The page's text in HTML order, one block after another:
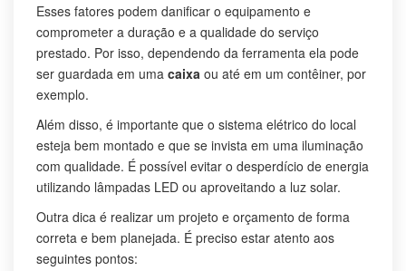
Esses fatores podem danificar o equipamento e
comprometer a duração e a qualidade do serviço
prestado. Por isso, dependendo da ferramenta ela pode
ser guardada em uma caixa ou até em um contêiner, por
exemplo.
Além disso, é importante que o sistema elétrico do local
esteja bem montado e que se invista em uma iluminação
com qualidade. É possível evitar o desperdício de energia
utilizando lâmpadas LED ou aproveitando a luz solar.
Outra dica é realizar um projeto e orçamento de forma
correta e bem planejada. É preciso estar atento aos
seguintes pontos: